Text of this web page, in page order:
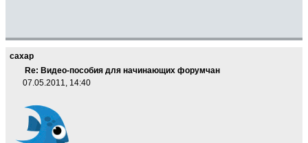
caxap
Re: Видео-пособия для начинающих форумчан
07.05.2011, 14:40